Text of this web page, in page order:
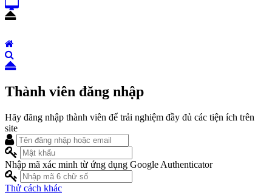
Thành viên đăng nhập
Hãy đăng nhập thành viên để trải nghiệm đầy đủ các tiện ích trên
site
Nhập mã xác minh từ ứng dụng Google Authenticator
Thử cách khác